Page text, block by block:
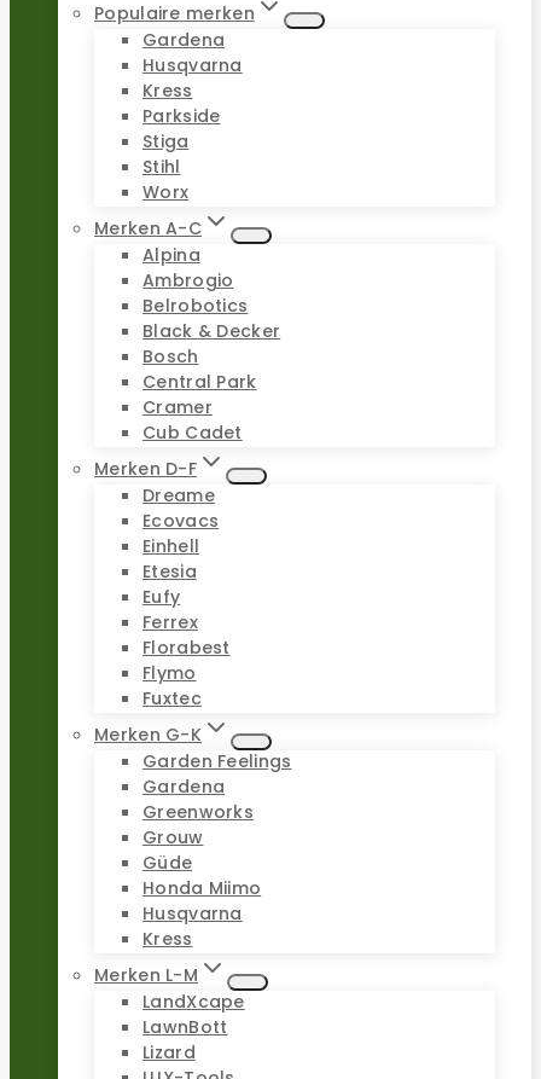
Populaire merken
Gardena
Husqvarna
Kress
Parkside
Stiga
Stihl
Worx
Merken A-C
Alpina
Ambrogio
Belrobotics
Black & Decker
Bosch
Central Park
Cramer
Cub Cadet
Merken D-F
Dreame
Ecovacs
Einhell
Etesia
Eufy
Ferrex
Florabest
Flymo
Fuxtec
Merken G-K
Garden Feelings
Gardena
Greenworks
Grouw
Güde
Honda Miimo
Husqvarna
Kress
Merken L-M
LandXcape
LawnBott
Lizard